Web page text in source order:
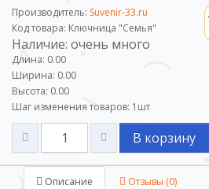
Производитель: Suvenir-33.ru
Код товара: Ключница "Семья"
Наличие: очень много
Длина: 0.00
Ширина: 0.00
Высота: 0.00
Шаг изменения товаров: 1 шт
В корзину
Описание Отзывы (0)